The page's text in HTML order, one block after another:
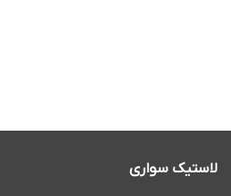
لاستیک سواری